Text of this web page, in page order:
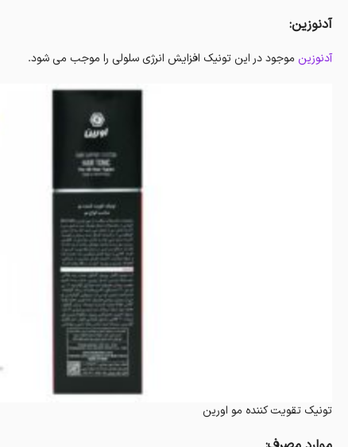
آدنوزین:
آدنوزین موجود در این تونیک افزایش انرژی سلولی را موجب می شود.
تونیک تقویت کننده مو اورین